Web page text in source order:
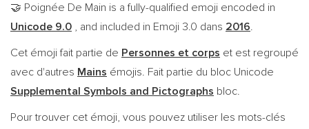
🤝 Poignée De Main is a fully-qualified emoji encoded in
Unicode 9.0 , and included in Emoji 3.0 dans 2016.
Cet émoji fait partie de Personnes et corps et est regroupé
avec d'autres Mains émojis. Fait partie du bloc Unicode
Supplemental Symbols and Pictographs bloc.
Pour trouver cet émoji, vous pouvez utiliser les mots-clés